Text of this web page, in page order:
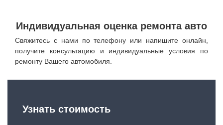
Индивидуальная оценка ремонта авто
Свяжитесь с нами по телефону или напишите онлайн,
получите консультацию и индивидуальные условия по
ремонту Вашего автомобиля.
Узнать стоимость